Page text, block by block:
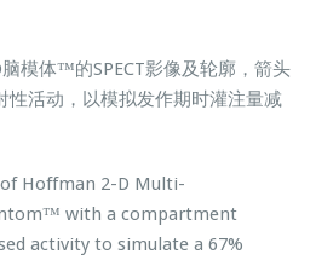
模体™的SPECT影像及轮廓，箭头
性活动，以模拟发作期时灌注量减
Hoffman 2-D Multi-
with a compartment
activity to simulate a 67%